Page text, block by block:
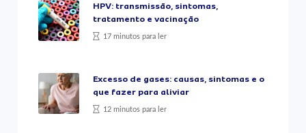
HPV: transmissão, sintomas,
tratamento e vacinação
17 minutos para ler
Excesso de gases: causas, sintomas e o
que fazer para aliviar
12 minutos para ler